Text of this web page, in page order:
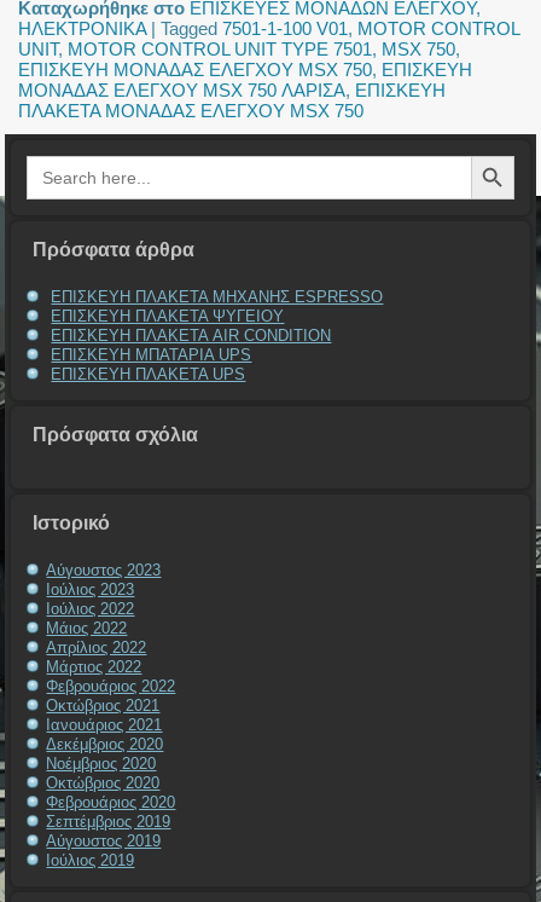
Καταχωρήθηκε στο ΕΠΙΣΚΕΥΕΣ ΜΟΝΑΔΩΝ ΕΛΕΓΧΟΥ,
ΗΛΕΚΤΡΟΝΙΚΑ|Tagged 7501-1-100 V01, MOTOR CONTROL
UNIT, MOTOR CONTROL UNIT TYPE 7501, MSX 750,
ΕΠΙΣΚΕΥΗ ΜΟΝΑΔΑΣ ΕΛΕΓΧΟΥ MSX 750, ΕΠΙΣΚΕΥΗ
ΜΟΝΑΔΑΣ ΕΛΕΓΧΟΥ MSX 750 ΛΑΡΙΣΑ, ΕΠΙΣΚΕΥΗ
ΠΛΑΚΕΤΑ ΜΟΝΑΔΑΣ ΕΛΕΓΧΟΥ MSX 750
Search
for:
Search Button
Πρόσφατα άρθρα
ΕΠΙΣΚΕΥΗ ΠΛΑΚΕΤΑ ΜΗΧΑΝΗΣ ESPRESSO
ΕΠΙΣΚΕΥΗ ΠΛΑΚΕΤΑ ΨΥΓΕΙΟΥ
ΕΠΙΣΚΕΥΗ ΠΛΑΚΕΤΑ AIR CONDITION
ΕΠΙΣΚΕΥΗ ΜΠΑΤΑΡΙΑ UPS
ΕΠΙΣΚΕΥΗ ΠΛΑΚΕΤΑ UPS
Πρόσφατα σχόλια
Ιστορικό
Αύγουστος 2023
Ιούλιος 2023
Ιούλιος 2022
Μάιος 2022
Απρίλιος 2022
Μάρτιος 2022
Φεβρουάριος 2022
Οκτώβριος 2021
Ιανουάριος 2021
Δεκέμβριος 2020
Νοέμβριος 2020
Οκτώβριος 2020
Φεβρουάριος 2020
Σεπτέμβριος 2019
Αύγουστος 2019
Ιούλιος 2019